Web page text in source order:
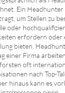
Ein
um Stellen zu
oder
erfordern oder
bieten.
einer Firma arbeiten,
oft
nach Top-
hinaus kann es